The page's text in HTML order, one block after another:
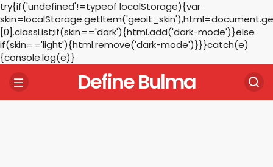
try{if('undefined'!=typeof localStorage){var
[0].classList;if(skin=='dark'){html.add('dark-mode')}else
if(skin=='light'){html.remove('dark-mode')}}}catch(e)
{console.log(e)}
Define Bulma